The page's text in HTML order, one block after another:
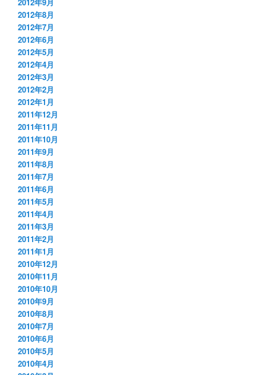
2012年9月
2012年8月
2012年7月
2012年6月
2012年5月
2012年4月
2012年3月
2012年2月
2012年1月
2011年12月
2011年11月
2011年10月
2011年9月
2011年8月
2011年7月
2011年6月
2011年5月
2011年4月
2011年3月
2011年2月
2011年1月
2010年12月
2010年11月
2010年10月
2010年9月
2010年8月
2010年7月
2010年6月
2010年5月
2010年4月